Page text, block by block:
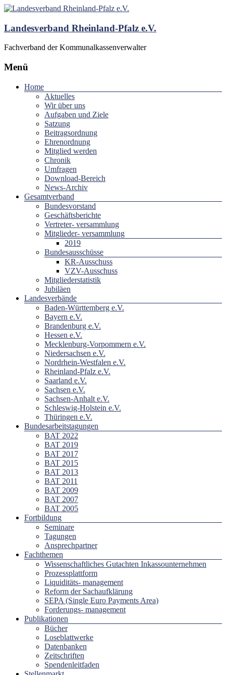
Landesverband Rheinland-Pfalz e.V.
Fachverband der Kommunalkassenverwalter
Menü
Home
Aktuelles
Wir über uns
Aufgaben und Ziele
Satzung
Beitragsordnung
Ehrenordnung
Mitglied werden
Chronik
Umfragen
Download-Bereich
News-Archiv
Gesamtverband
Bundesvorstand
Geschäftsberichte
Vertreter- versammlung
Mitglieder- versammlung
2019
Bundesausschüsse
KR-Ausschuss
VZV-Ausschuss
Mitgliederstatistik
Jubiläen
Landesverbände
Baden-Württemberg e.V.
Bayern e.V.
Brandenburg e.V.
Hessen e.V.
Mecklenburg-Vorpommern e.V.
Niedersachsen e.V.
Nordrhein-Westfalen e.V.
Rheinland-Pfalz e.V.
Saarland e.V.
Sachsen e.V.
Sachsen-Anhalt e.V.
Schleswig-Holstein e.V.
Thüringen e.V.
Bundesarbeitstagungen
BAT 2022
BAT 2019
BAT 2017
BAT 2015
BAT 2013
BAT 2011
BAT 2009
BAT 2007
BAT 2005
Fortbildung
Seminare
Tagungen
Ansprechpartner
Fachthemen
Wissenschaftliches Gutachten Inkassounternehmen
Prozessplattform
Liquiditäts- management
Reform der Sachaufklärung
SEPA (Single Euro Payments Area)
Forderungs- management
Publikationen
Bücher
Loseblattwerke
Datenbanken
Zeitschriften
Spendenleitfaden